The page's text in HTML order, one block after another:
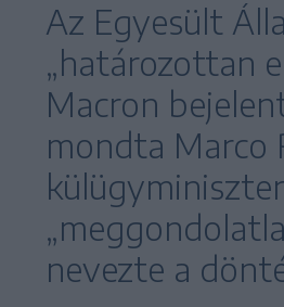
Az Egyesült
„határozottan
Macron
mondta Marco
nevezte a